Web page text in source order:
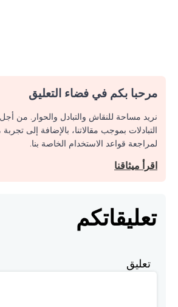
مرحبا بكم في فضاء التعليق
نريد مساحة للنقاش والتبادل والحوار. من
التبادلات بموجب مقالاتنا، بالإضافة إلى
لمراجعة قواعد الاستخدام الخاصة بنا.
اقرأ ميثاقنا
تعليقاتكم
تعليق